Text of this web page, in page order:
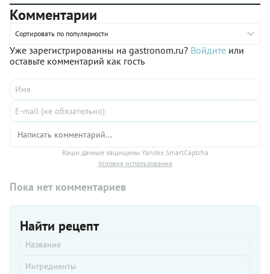
Комментарии
Сортировать по популярности
Уже зарегистрированны на gastronom.ru? Войдите или
оставьте комментарий как гость
Ваши данные защищены Yandex SmartCaptcha
Условия использования
Пока нет комментариев
Найти рецепт